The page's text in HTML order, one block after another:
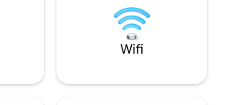
waar historische
ontmoet.
van het centrum
minuten naar
minuten naar
camperparkeren
Wifi